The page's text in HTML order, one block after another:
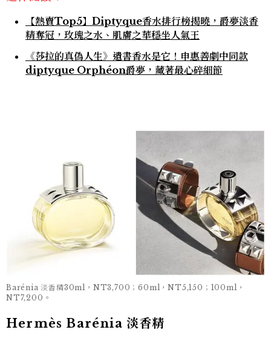
【熱賣Top5】Diptyque香水排行榜揭曉，爵夢淡香
精奪冠，玫瑰之水、肌膚之華穩坐人氣王
《莎拉的真偽人生》遺書香水是它！申惠善劇中同款
diptyque Orphéon爵夢，藏著最心碎細節
Barénia 淡香精30ml，NT3,700；60ml，NT5,150；100ml，
NT7,200。
Hermès Barénia 淡香精